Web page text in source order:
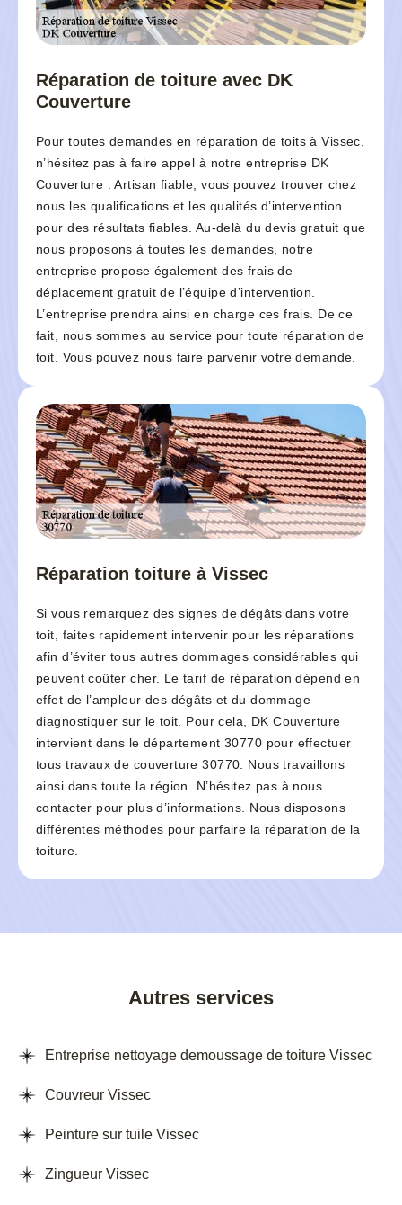
Réparation de toiture avec DK
Couverture
Pour toutes demandes en réparation de toits à Vissec,
n’hésitez pas à faire appel à notre entreprise DK
Couverture . Artisan fiable, vous pouvez trouver chez
nous les qualifications et les qualités d’intervention
pour des résultats fiables. Au-delà du devis gratuit que
nous proposons à toutes les demandes, notre
entreprise propose également des frais de
déplacement gratuit de l’équipe d’intervention.
L’entreprise prendra ainsi en charge ces frais. De ce
fait, nous sommes au service pour toute réparation de
toit. Vous pouvez nous faire parvenir votre demande.
Réparation toiture à Vissec
Si vous remarquez des signes de dégâts dans votre
toit, faites rapidement intervenir pour les réparations
afin d’éviter tous autres dommages considérables qui
peuvent coûter cher. Le tarif de réparation dépend en
effet de l’ampleur des dégâts et du dommage
diagnostiquer sur le toit. Pour cela, DK Couverture
intervient dans le département 30770 pour effectuer
tous travaux de couverture 30770. Nous travaillons
ainsi dans toute la région. N’hésitez pas à nous
contacter pour plus d’informations. Nous disposons
différentes méthodes pour parfaire la réparation de la
toiture.
Autres services
Entreprise nettoyage demoussage de toiture Vissec
Couvreur Vissec
Peinture sur tuile Vissec
Zingueur Vissec